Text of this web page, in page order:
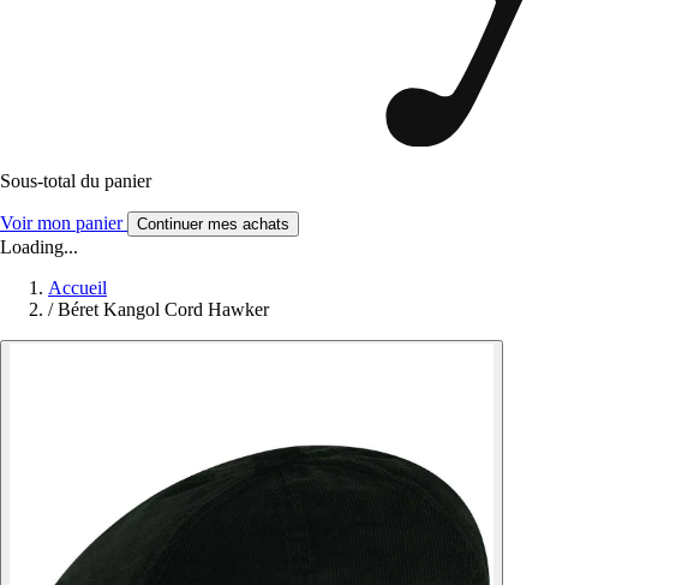
Sous-total du panier
Voir mon panier Continuer mes achats
Loading...
Accueil
/ Béret Kangol Cord Hawker